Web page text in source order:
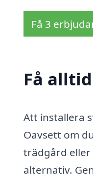
Få 3
Få
Att installera
Oavsett om
trädgård eller
alternativ.